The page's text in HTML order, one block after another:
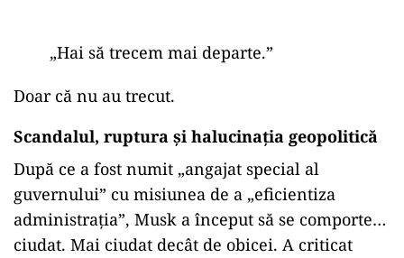
„Hai să trecem mai departe.”
Doar că nu au trecut.
Scandalul, ruptura și halucinația geopolitică
După ce a fost numit „angajat special al
guvernului” cu misiunea de a „eficientiza
administrația”, Musk a început să se comporte…
ciudat. Mai ciudat decât de obicei. A criticat